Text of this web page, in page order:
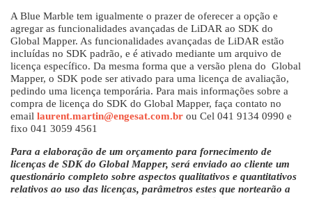
A Blue Marble tem igualmente o prazer de oferecer a opção e
agregar as funcionalidades avançadas de LiDAR ao SDK do
Global Mapper. As funcionalidades avançadas de LiDAR estão
incluídas no SDK padrão, e é ativado mediante um arquivo de
licença específico. Da mesma forma que a versão plena do Global
Mapper, o SDK pode ser ativado para uma licença de avaliação,
pedindo uma licença temporária. Para mais informações sobre a
compra de licença do SDK do Global Mapper, faça contato no
email laurent.martin@engesat.com.br ou Cel 041 9134 0990 e
fixo 041 3059 4561
Para a elaboração de um orçamento para fornecimento de
licenças de SDK do Global Mapper, será enviado ao cliente um
questionário completo sobre aspectos qualitativos e quantitativos
relativos ao uso das licenças, parâmetros estes que nortearão a